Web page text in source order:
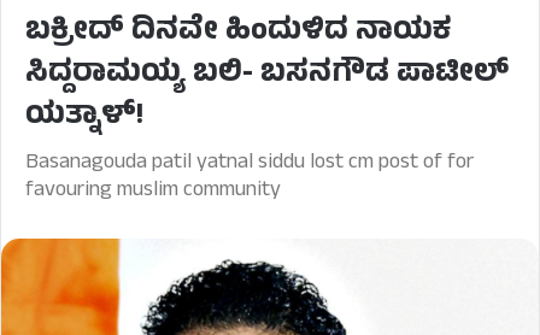
ಬಕ್ರೀದ್ ದಿನವೇ ಹಿಂದುಳಿದ ನಾಯಕ
ಸಿದ್ದರಾಮಯ್ಯ ಬಲಿ- ಬಸನಗೌಡ ಪಾಟೀಲ್
ಯತ್ನಾಳ್!
Basanagouda patil yatnal siddu lost cm post of for
favouring muslim community